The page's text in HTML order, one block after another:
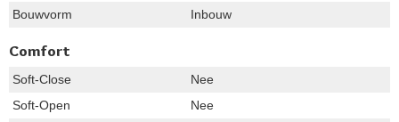
Bouwvorm Inbouw
Comfort
Soft-Close
Nee
Soft-Open
Nee